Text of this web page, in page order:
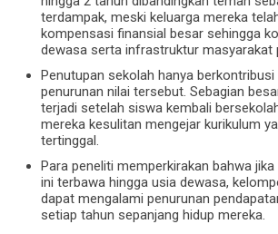
terdampak, meski keluarga mereka
kompensasi finansial besar sehingga
dewasa serta infrastruktur masyarakat
Penutupan sekolah hanya berkontribusi
penurunan nilai tersebut. Sebagian
terjadi setelah siswa kembali
mereka kesulitan mengejar kurikulum
tertinggal.
Para peneliti memperkirakan bahwa
ini terbawa hingga usia dewasa,
dapat mengalami penurunan
setiap tahun sepanjang hidup mereka.